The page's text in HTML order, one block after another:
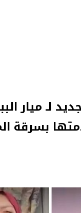
لـ ميار
بسرقة